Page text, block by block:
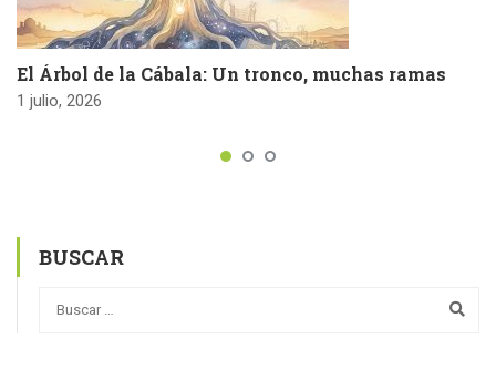
El Árbol de la Cábala: Un tronco, muchas ramas
1 julio, 2026
BUSCAR